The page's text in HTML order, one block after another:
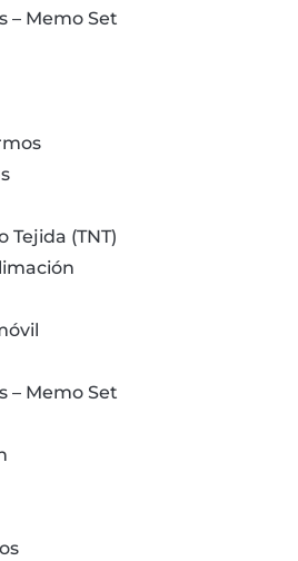
– Memo Set
Tejida (TNT)
– Memo Set